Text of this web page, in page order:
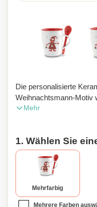
Die personalisierte
Weihnachtsmann-Motiv
Geschenkbox verpackt.
auch in der
können.
Mehr
1. Wählen Sie
Mehrfarbig
Mehrere Farben